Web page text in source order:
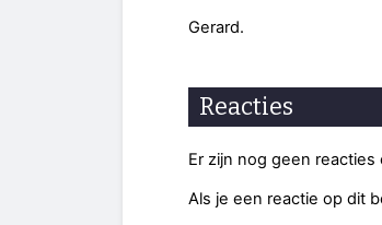
Gerard.
Reacties
Er zijn nog geen reacties
Als je een reactie op dit